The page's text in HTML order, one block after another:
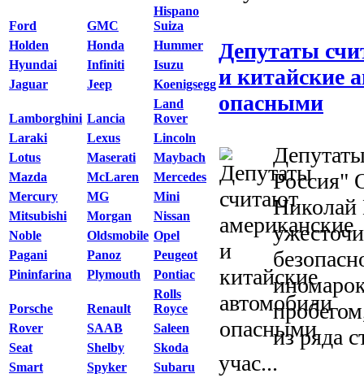
Ford GMC
Hispano
Suiza
Holden
Honda
Hummer
Hyundai
Infiniti
Isuzu
Jaguar
Jeep Koenigsegg
Lamborghini Lancia
Land
Rover
Laraki
Lexus
Lincoln
Lotus
Maserati
Maybach
Mazda
McLaren
Mercedes
Mercury
MG
Mini
Mitsubishi
Morgan
Nissan
Noble
Oldsmobile Opel
Pagani
Panoz
Peugeot
Pininfarina
Plymouth Pontiac
Porsche Renault
Rolls
Royce
Rover
SAAB
Saleen
Seat
Shelby
Skoda
Smart
Spyker
Subaru
Депутаты
и китайские
опасными
Россия"
Николай
из ряда
учас...